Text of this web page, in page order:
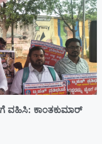
ವಹಿಸಿ: ಕಾಂತಕುಮಾರ್